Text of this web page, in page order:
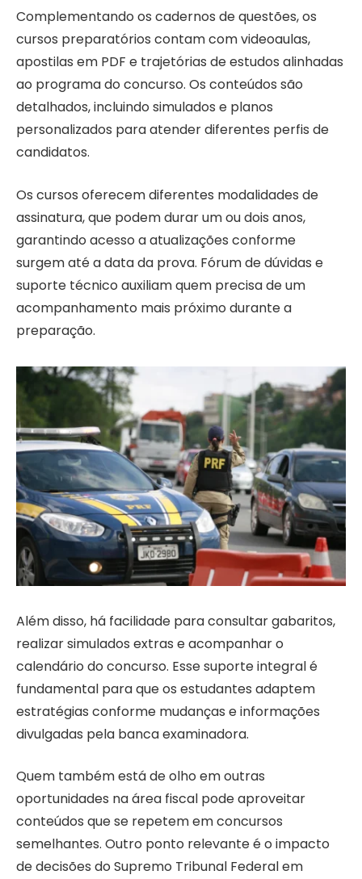
Complementando os cadernos de questões, os
cursos preparatórios contam com videoaulas,
apostilas em PDF e trajetórias de estudos alinhadas
ao programa do concurso. Os conteúdos são
detalhados, incluindo simulados e planos
personalizados para atender diferentes perfis de
candidatos.
Os cursos oferecem diferentes modalidades de
assinatura, que podem durar um ou dois anos,
garantindo acesso a atualizações conforme
surgem até a data da prova. Fórum de dúvidas e
suporte técnico auxiliam quem precisa de um
acompanhamento mais próximo durante a
preparação.
Além disso, há facilidade para consultar gabaritos,
realizar simulados extras e acompanhar o
calendário do concurso. Esse suporte integral é
fundamental para que os estudantes adaptem
estratégias conforme mudanças e informações
divulgadas pela banca examinadora.
Quem também está de olho em outras
oportunidades na área fiscal pode aproveitar
conteúdos que se repetem em concursos
semelhantes. Outro ponto relevante é o impacto
de decisões do Supremo Tribunal Federal em